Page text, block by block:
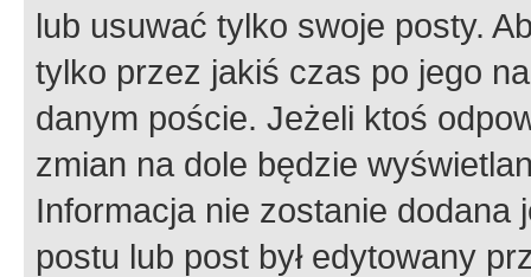
lub usuwać tylko swoje posty.
tylko przez jakiś czas po jego
danym poście. Jeżeli ktoś
zmian na dole będzie
Informacja nie zostanie dodana
postu lub post był edytowany